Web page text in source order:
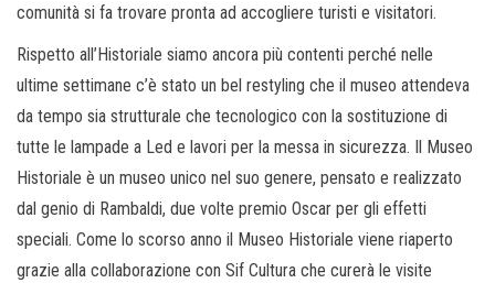
comunità si fa trovare pronta ad accogliere turisti e visitatori.
Rispetto all’Historiale siamo ancora più contenti perché nelle
ultime settimane c’è stato un bel restyling che il museo attendeva
da tempo sia strutturale che tecnologico con la sostituzione di
tutte le lampade a Led e lavori per la messa in sicurezza. Il Museo
Historiale è un museo unico nel suo genere, pensato e realizzato
dal genio di Rambaldi, due volte premio Oscar per gli effetti
speciali. Come lo scorso anno il Museo Historiale viene riaperto
grazie alla collaborazione con Sif Cultura che curerà le visite